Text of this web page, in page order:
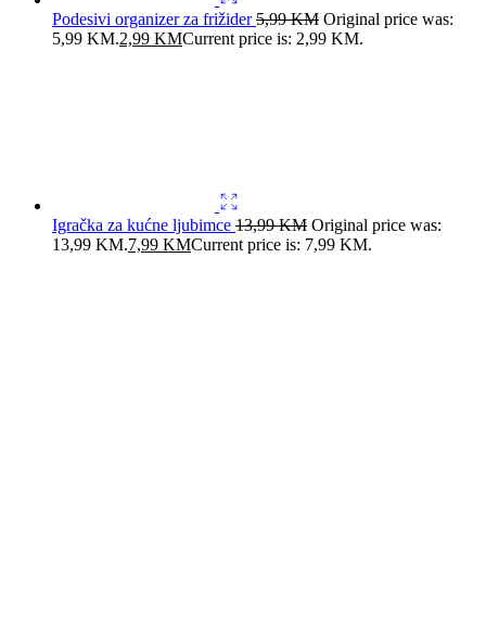
Podesivi organizer za frižider5,99KM Original price was:
5,99 KM.2,99 KMCurrent price is: 2,99 KM.
Igračka za kućne ljubimce 13,99KM Original price was:
13,99 KM.7,99 KMCurrent price is: 7,99 KM.